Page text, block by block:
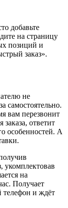
добавьте
на страницу
позиций и
заказ».
не
самостоятельно.
вам перезвонит
ответит
особенностей. А
укомплектовав
на
Получает
телефон и ждёт